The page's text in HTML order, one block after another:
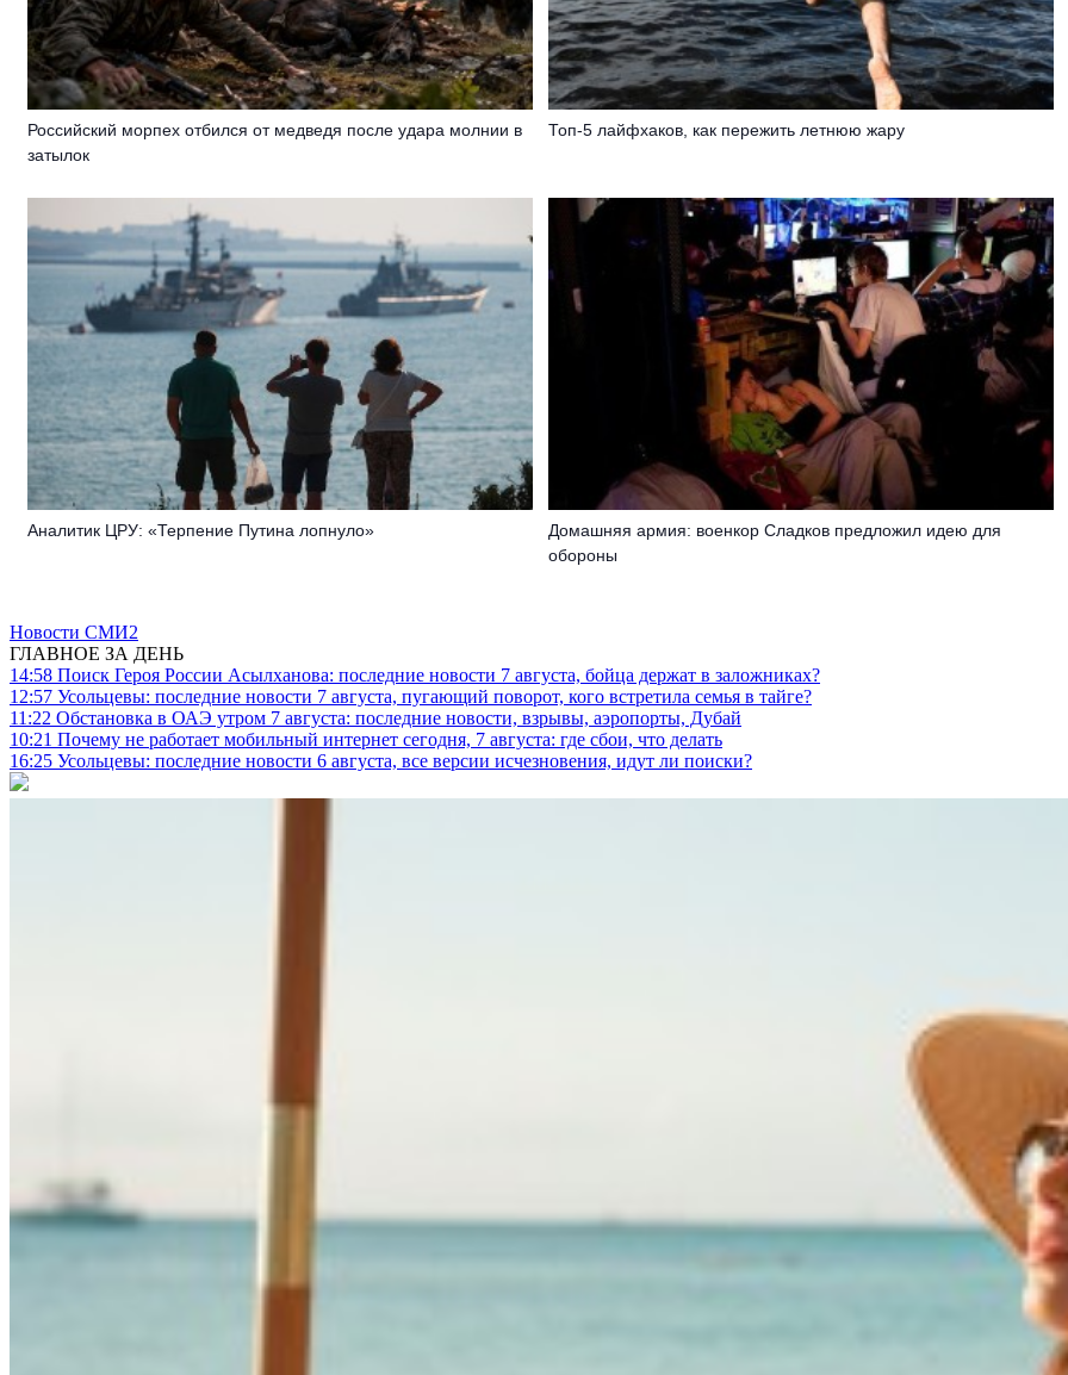
Российский морпех отбился от медведя после удара молнии в
затылок
Топ-5 лайфхаков, как пережить летнюю жару
Аналитик ЦРУ: «Терпение Путина лопнуло»
Домашняя армия: военкор Сладков предложил идею для
обороны
Новости СМИ2
ГЛАВНОЕ ЗА ДЕНЬ
14:58 Поиск Героя России Асылханова: последние новости 7 августа, бойца держат в заложниках?
12:57 Усольцевы: последние новости 7 августа, пугающий поворот, кого встретила семья в тайге?
11:22 Обстановка в ОАЭ утром 7 августа: последние новости, взрывы, аэропорты, Дубай
10:21 Почему не работает мобильный интернет сегодня, 7 августа: где сбои, что делать
16:25 Усольцевы: последние новости 6 августа, все версии исчезновения, идут ли поиски?